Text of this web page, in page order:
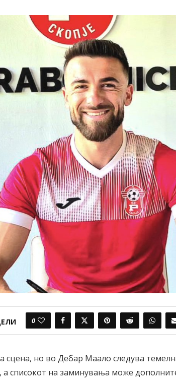
0
сцена, но во Дебар Маало следува
а списокот на заминувања може